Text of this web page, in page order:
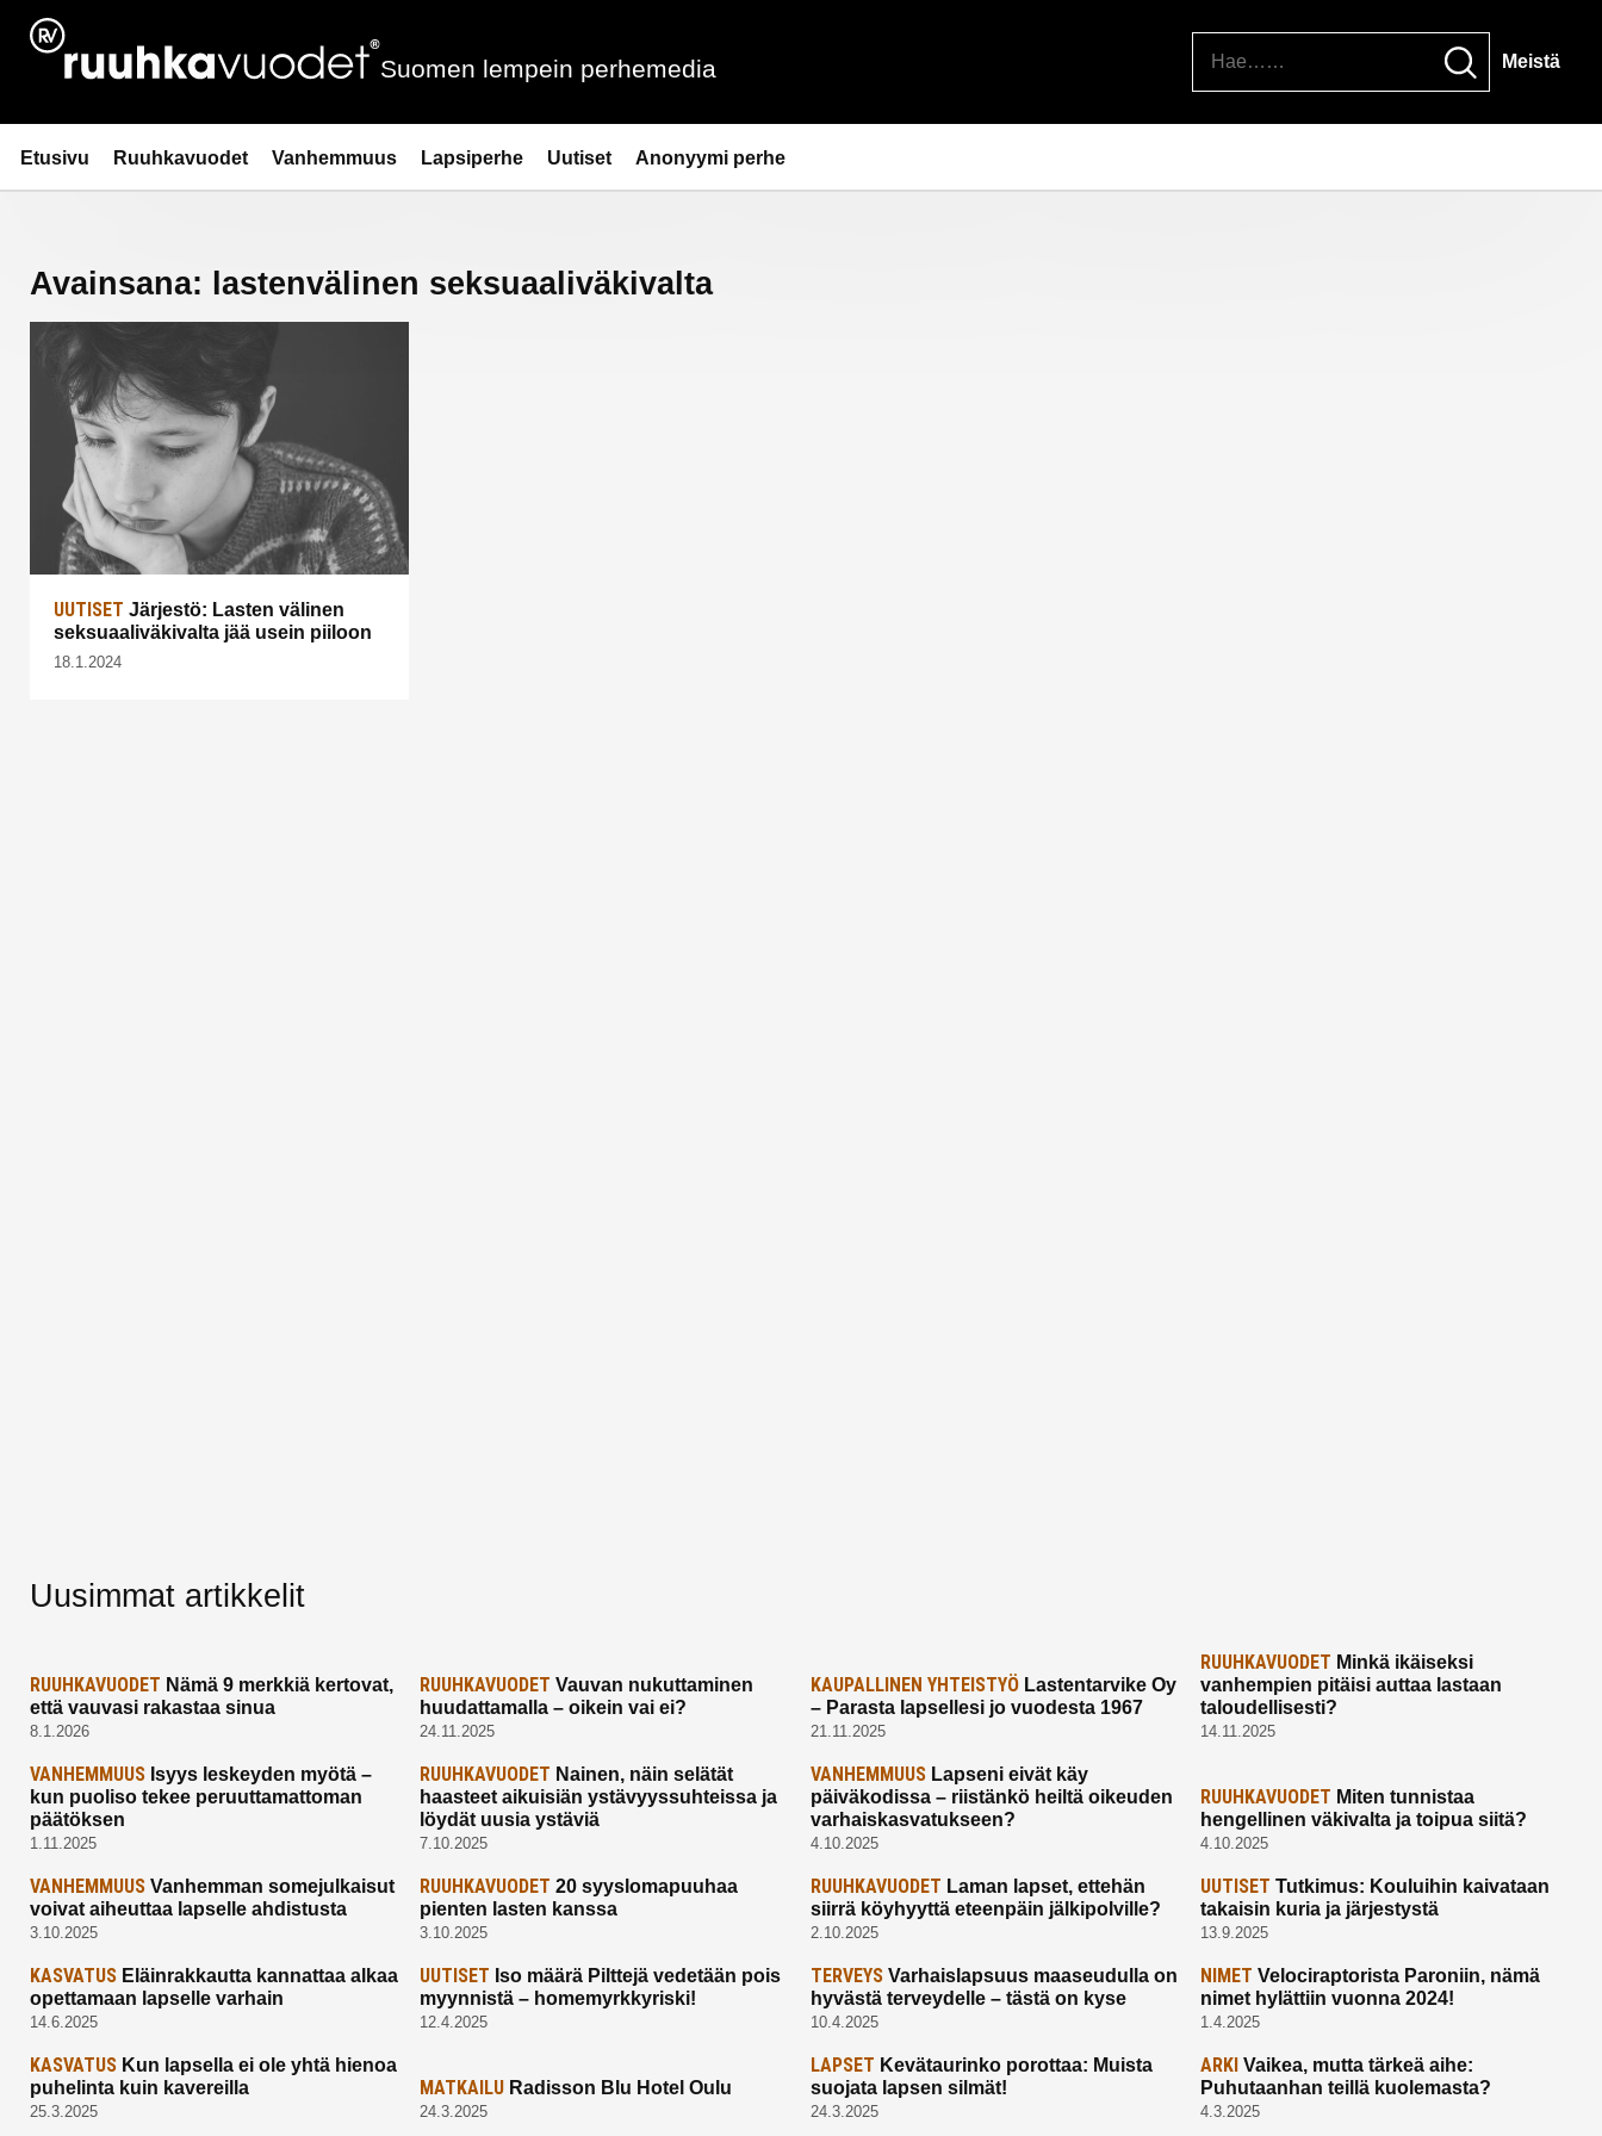
Siirry
sisältöön
Ruuhkavuodet.fi
Suomen lempein perhemedia Meistä
Etusivu Ruuhkavuodet Vanhemmuus Lapsiperhe Uutiset Anonyymi perhe
Avainsana: lastenvälinen seksuaaliväkivalta
UUTISET Järjestö: Lasten välinen
seksuaaliväkivalta jää usein piiloon
18.1.2024
Uusimmat artikkelit
RUUHKAVUODET Nämä 9 merkkiä kertovat,
että vauvasi rakastaa sinua
8.1.2026
RUUHKAVUODET Vauvan nukuttaminen
huudattamalla – oikein vai ei?
24.11.2025
KAUPALLINEN YHTEISTYÖLastentarvike Oy
– Parasta lapsellesi jo vuodesta 1967
21.11.2025
RUUHKAVUODET Minkä ikäiseksi
vanhempien pitäisi auttaa lastaan
taloudellisesti?
14.11.2025
VANHEMMUUS Isyys leskeyden myötä –
kun puoliso tekee peruuttamattoman
päätöksen
1.11.2025
RUUHKAVUODET Nainen, näin selätät
haasteet aikuisiän ystävyyssuhteissa ja
löydät uusia ystäviä
7.10.2025
VANHEMMUUSLapseni eivät käy
päiväkodissa – riistänkö heiltä oikeuden
varhaiskasvatukseen?
4.10.2025
RUUHKAVUODET Miten tunnistaa
hengellinen väkivalta ja toipua siitä?
4.10.2025
VANHEMMUUS Vanhemman somejulkaisut
voivat aiheuttaa lapselle ahdistusta
3.10.2025
RUUHKAVUODET 20 syyslomapuuhaa
pienten lasten kanssa
3.10.2025
RUUHKAVUODET Laman lapset, ettehän
siirrä köyhyyttä eteenpäin jälkipolville?
2.10.2025
UUTISET Tutkimus: Kouluihin kaivataan
takaisin kuria ja järjestystä
13.9.2025
KASVATUS Eläinrakkautta kannattaa alkaa
opettamaan lapselle varhain
14.6.2025
UUTISET Iso määrä Pilttejä vedetään pois
myynnistä – homemyrkkyriski!
12.4.2025
TERVEYSVarhaislapsuus maaseudulla on
hyvästä terveydelle – tästä on kyse
10.4.2025
NIMET Velociraptorista Paroniin, nämä
nimet hylättiin vuonna 2024!
1.4.2025
KASVATUS Kun lapsella ei ole yhtä hienoa
puhelinta kuin kavereilla
25.3.2025
MATKAILU Radisson Blu Hotel Oulu
24.3.2025
LAPSET Kevätaurinko porottaa: Muista
suojata lapsen silmät!
24.3.2025
ARKI Vaikea, mutta tärkeä aihe:
Puhutaanhan teillä kuolemasta?
4.3.2025